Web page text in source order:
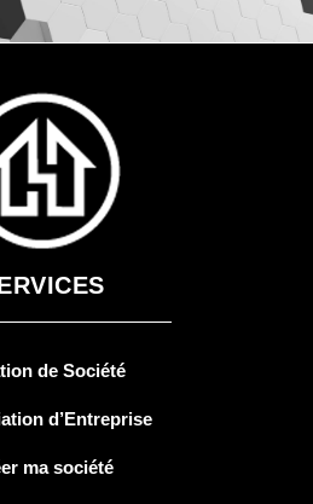
de Société
d’Entreprise
ma société